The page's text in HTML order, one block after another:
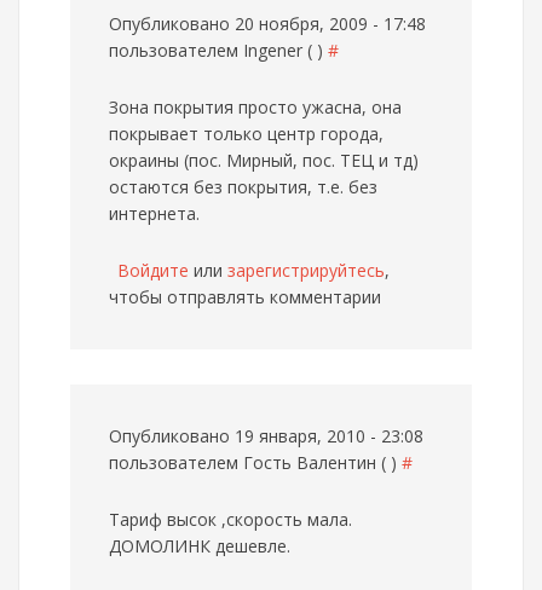
Опубликовано 20 ноября, 2009 - 17:48
пользователем Ingener ( ) #
Зона покрытия просто ужасна, она
покрывает только центр города,
окраины (пос. Мирный, пос. ТЕЦ и тд)
остаются без покрытия, т.е. без
интернета.
Войдите или зарегистрируйтесь,
чтобы отправлять комментарии
Опубликовано 19 января, 2010 - 23:08
пользователем Гость Валентин ( ) #
Тариф высок ,скорость мала.
ДОМОЛИНК дешевле.